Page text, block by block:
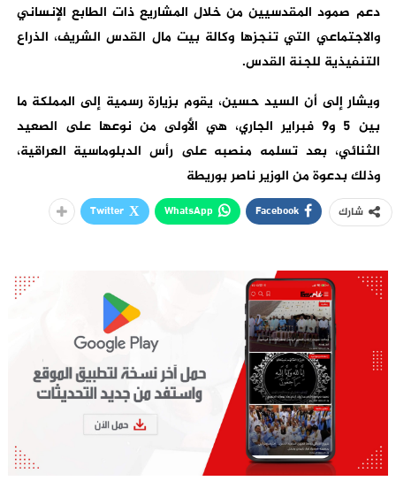
دعم صمود المقدسيين من خلال المشاريع ذات الطابع الإنساني
والاجتماعي التي تنجزها وكالة بيت مال القدس الشريف، الذراع
التنفيذية للجنة القدس.
ويشار إلى أن السيد حسين، يقوم بزيارة رسمية إلى المملكة ما
بين 5 و9 فبراير الجاري، هي الأولى من نوعها على الصعيد
الثنائي، بعد تسلمه منصبه على رأس الدبلوماسية العراقية،
وذلك بدعوة من الوزير ناصر بوريطة
شارك Facebook
WhatsApp
Twitter